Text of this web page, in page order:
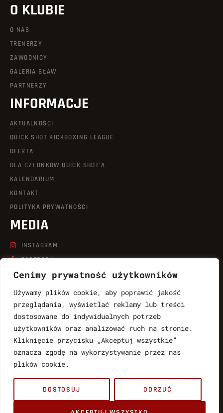
Cenimy prywatność użytkowników
Używamy plików cookie, aby poprawić jakość
przeglądania, wyświetlać reklamy lub treści
dostosowane do indywidualnych potrzeb
użytkowników oraz analizować ruch na stronie.
Kliknięcie przycisku „Akceptuj wszystkie”
oznacza zgodę na wykorzystywanie przez nas
plików cookie.
DOSTOSUJ ODRZUĆ
O KLUBIE
O NAS
TRENERZY
ZAWODNICY
GALERIA SŁAW
PARTNERZY
INFORMACJE
AKTUALNOŚCI
QUICK SHOT KICKBOXING LEAGUE
OFERTA
DLA CZŁONKÓW QUICK SHOT'A
KALENDARIUM
KONTAKT
POLITYKA PRYWATNOŚCI
MEDIA
INSTAGRAM
FACEBOOK
LINKEDIN
YOUTUBE
KONTAKT
LUKASZ.WABNIC@QUICKSHOT.COM.PL
888764997
783061017